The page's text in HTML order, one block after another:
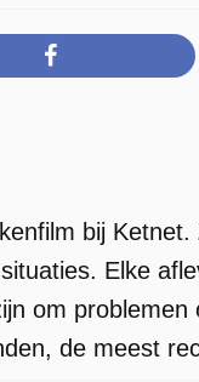
bij
Elke
om
de meest